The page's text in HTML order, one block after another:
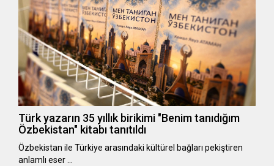
Türk yazarın 35 yıllık birikimi "Benim tanıdığım
Özbekistan" kitabı tanıtıldı
Özbekistan ile Türkiye arasındaki kültürel bağları pekiştiren
anlamlı eser …